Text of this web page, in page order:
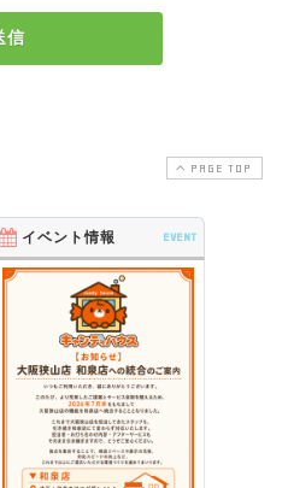
PAGE TOP
イベント情報 EVENT